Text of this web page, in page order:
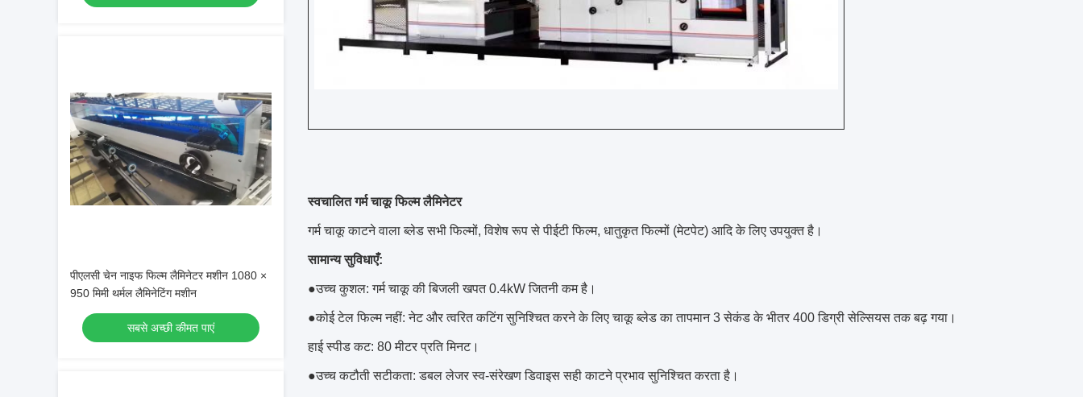
पीएलसी चेन नाइफ फिल्म लैमिनेटर मशीन 1080 ×
950 मिमी थर्मल लैमिनेटिंग मशीन
सबसे अच्छी कीमत पाएं
स्वचालित गर्म चाकू फिल्म लैमिनेटर
गर्म चाकू काटने वाला ब्लेड सभी फिल्मों, विशेष रूप से पीईटी फिल्म, धातुकृत फिल्मों (मेटपेट) आदि के लिए उपयुक्त है।
सामान्य सुविधाएँ:
●उच्च कुशल: गर्म चाकू की बिजली खपत 0.4kW जितनी कम है।
●कोई टेल फिल्म नहीं: नेट और त्वरित कटिंग सुनिश्चित करने के लिए चाकू ब्लेड का तापमान 3 सेकंड के भीतर 400 डिग्री सेल्सियस तक बढ़ गया।
हाई स्पीड कट: 80 मीटर प्रति मिनट।
●उच्च कटौती सटीकता: डबल लेजर स्व-संरेखण डिवाइस सही काटने प्रभाव सुनिश्चित करता है।